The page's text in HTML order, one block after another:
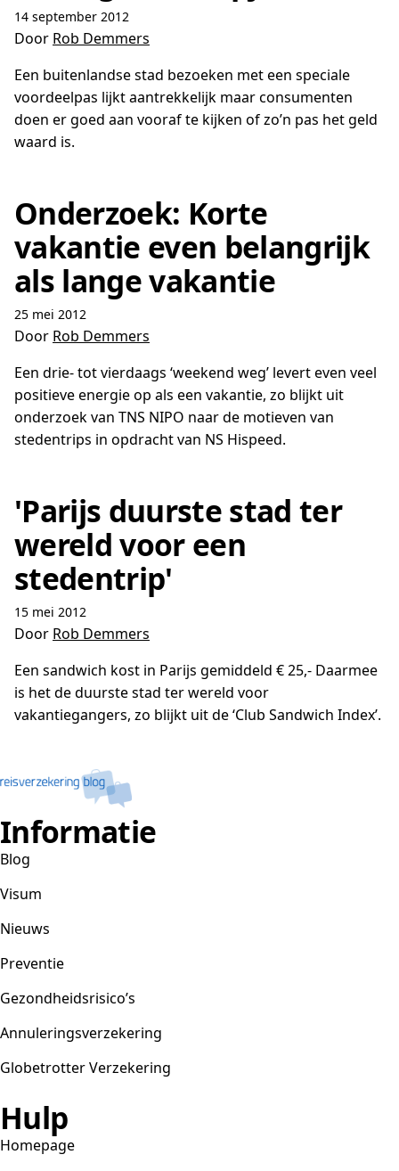
14 september 2012
Door Rob Demmers
Een buitenlandse stad bezoeken met een speciale
voordeelpas lijkt aantrekkelijk maar consumenten
doen er goed aan vooraf te kijken of zo’n pas het geld
waard is.
Onderzoek: Korte
vakantie even belangrijk
als lange vakantie
25 mei 2012
Door Rob Demmers
Een drie- tot vierdaags ‘weekend weg’ levert even veel
positieve energie op als een vakantie, zo blijkt uit
onderzoek van TNS NIPO naar de motieven van
stedentrips in opdracht van NS Hispeed.
'Parijs duurste stad ter
wereld voor een
stedentrip'
15 mei 2012
Door Rob Demmers
Een sandwich kost in Parijs gemiddeld € 25,- Daarmee
is het de duurste stad ter wereld voor
vakantiegangers, zo blijkt uit de ‘Club Sandwich Index’.
Informatie
Blog
Visum
Nieuws
Preventie
Gezondheidsrisico’s
Annuleringsverzekering
Globetrotter Verzekering
Hulp
Homepage